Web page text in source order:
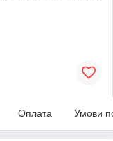
Оплата Умови